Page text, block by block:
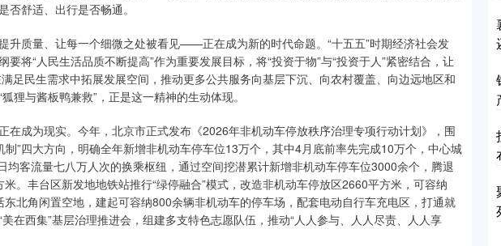
否舒适、出行是否畅通。
升质量、让每一个细微之处被看见——正在成为新的时代命题。“十五五”时期经济社会发
要将“人民生活品质不断提高”作为重要发展目标，将“投资于物”与“投资于人”紧密结合，让
足民生需求中拓展发展空间，推动更多公共服务向基层下沉、向农村覆盖、向边远地区和
狸与酱板鸭兼救”，正是这一精神的生动体现。
在成为现实。今年，北京市正式发布《2026年非机动车停放秩序治理专项行动计划》，围
制”四大方向，明确全年新增非机动车停车位13万个，其中4月底前率先完成10万个，中心城
客流量七八万人次的换乘枢纽，通过空间挖潜累计新增非机动车停车位3000余个，腾退
。丰台区新发地地铁站推行“绿停融合”模式，改造非机动车停放区2660平方米，可容纳
北角闲置空地，建起可容纳800余辆非机动车的停车场，配套电动自行车充电区，打通就
在西集”基层治理推进会，组建多支特色志愿队伍，推动“人人参与、人人尽责、人人享